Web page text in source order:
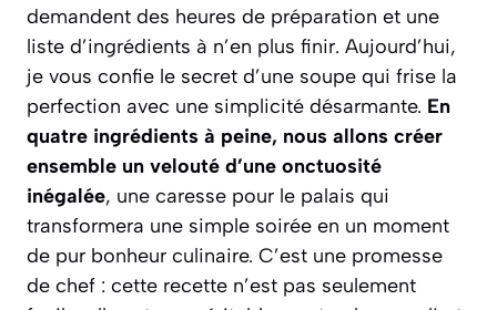
demandent des heures de préparation et une
liste d’ingrédients à n’en plus finir. Aujourd’hui,
je vous confie le secret d’une soupe qui frise la
perfection avec une simplicité désarmante. En
quatre ingrédients à peine, nous allons créer
ensemble un velouté d’une onctuosité
inégalée, une caresse pour le palais qui
transformera une simple soirée en un moment
de pur bonheur culinaire. C’est une promesse
de chef : cette recette n’est pas seulement